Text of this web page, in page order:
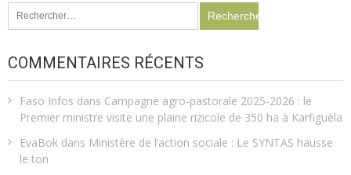
Rechercher :
COMMENTAIRES RÉCENTS
Faso Infos dans Campagne agro-pastorale 2025-2026 : le
Premier ministre visite une plaine rizicole de 350 ha à Karfiguèla
EvaBok dans Ministère de l’action sociale : Le SYNTAS hausse
le ton